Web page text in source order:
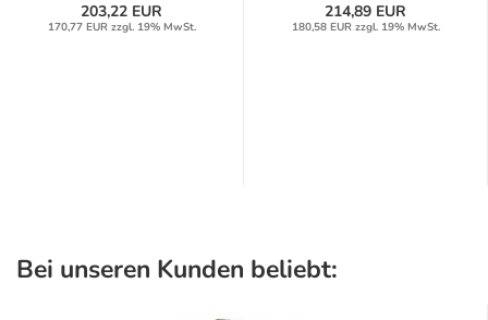
203,22 EUR
170,77 EUR zzgl. 19% MwSt.
214,89 EUR
180,58 EUR zzgl. 19% MwSt.
Bei unseren Kunden beliebt: